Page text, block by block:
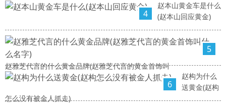
4
赵本山黄金车是什么
(赵本山回应黄金)
5
赵雅芝代言的什么黄金品牌(赵雅芝代言的黄金首饰叫
6
赵构为什么
送黄金(赵构
怎么没有被金人抓走)